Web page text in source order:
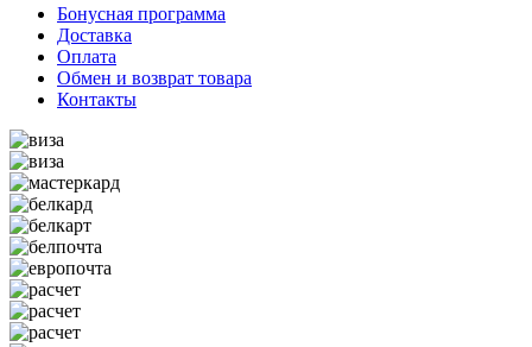
Бонусная программа
Доставка
Оплата
Обмен и возврат товара
Контакты